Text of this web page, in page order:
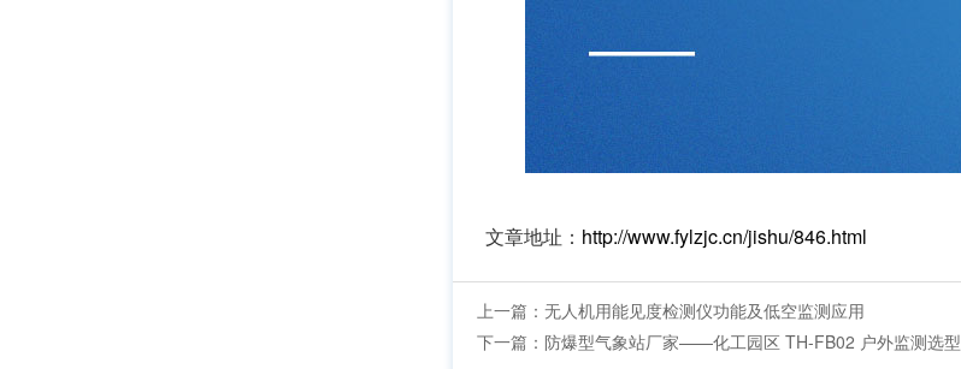
文章地址： http://www.fylzjc.cn/jishu/846.html
上一篇：无人机用能见度检测仪功能及低空监测应用
下一篇： 防爆型气象站厂家——化工园区 TH-FB02 户外监测选型